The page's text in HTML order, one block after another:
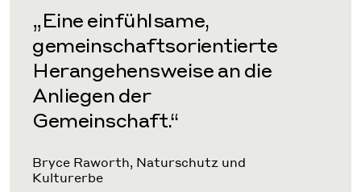
„Eine einfühlsame,
gemeinschaftsorientierte
Herangehensweise an die
Anliegen der
Gemeinschaft.“
Bryce Raworth, Naturschutz und
Kulturerbe